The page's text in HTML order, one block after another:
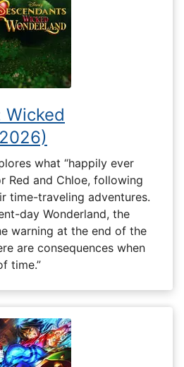
Wicked
what “happily ever
Red and Chloe, following
time-traveling adventures.
day Wonderland, the
warning at the end of the
are consequences when
time.”